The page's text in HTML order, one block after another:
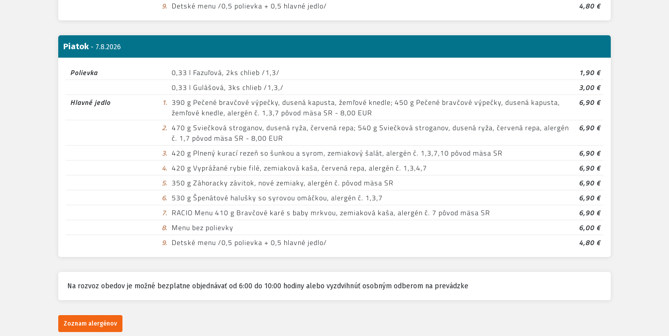
9. Detské menu /0,5 polievka + 0,5 hlavné jedlo/ 4,80 €
Piatok - 7.8.2026
Polievka 0,33 l Fazuľová, 2ks chlieb /1,3/
1,90 €
0,33 l Gulášová, 3ks chlieb /1,3,/
3,00 €
Hlavné jedlo
1. 390 g Pečené bravčové výpečky, dusená kapusta, žemľové knedle; 450 g Pečené bravčové výpečky, dusená kapusta,
žemľové knedle, alergén č. 1,3,7 pôvod mäsa SR - 8,00 EUR
6,90 €
2. 470 g Sviečková stroganov, dusená ryža, červená repa; 540 g Sviečková stroganov, dusená ryža, červená repa, alergén
č. 1,7 pôvod mäsa SR - 8,00 EUR
6,90 €
3. 420 g Plnený kurací rezeň so šunkou a syrom, zemiakový šalát, alergén č. 1,3,7,10 pôvod mäsa SR
6,90 €
4. 420 g Vyprážané rybie filé, zemiaková kaša, červená repa, alergén č. 1,3,4,7
6,90 €
5. 350 g Záhoracky závitok, nové zemiaky, alergén č. pôvod mäsa SR
6,90 €
6. 530 g Špenátové halušky so syrovou omáčkou, alergén č. 1,3,7
6,90 €
7. RACIO Menu 410 g Bravčové karé s baby mrkvou, zemiaková kaša, alergén č. 7 pôvod mäsa SR
6,90 €
8. Menu bez polievky
6,00 €
9. Detské menu /0,5 polievka + 0,5 hlavné jedlo/ 4,80 €
Na rozvoz obedov je možné bezplatne objednávať od 6:00 do 10:00 hodiny alebo vyzdvihnúť osobným odberom na prevádzke
Zoznam alergénov